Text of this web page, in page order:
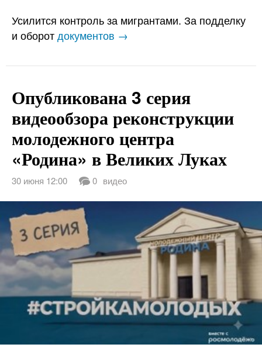
Усилится контроль за мигрантами. За подделку
и оборотдокументов →
Опубликована 3 серия
видеообзора реконструкции
молодежного центра
«Родина» в Великих Луках
30 июня 12:00 0 видео